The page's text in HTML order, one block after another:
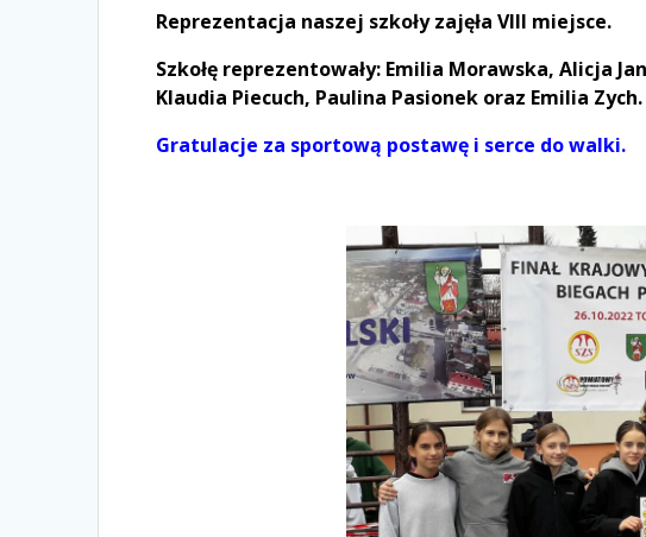
Reprezentacja naszej szkoły zajęła VIII miejsce.
Szkołę reprezentowały: Emilia Morawska, Alicja
Klaudia Piecuch, Paulina Pasionek oraz Emilia Zych.
Gratulacje za sportową postawę i serce do walki.